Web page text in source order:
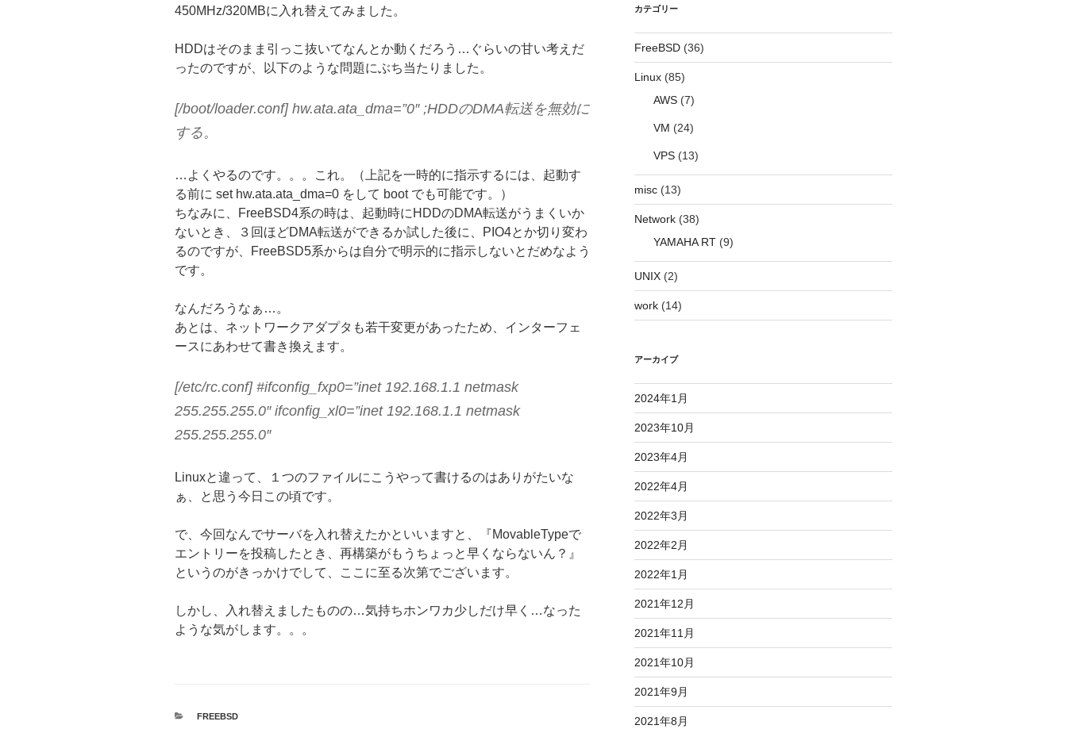
450MHz/320MBに入れ替えてみました。
HDDはそのまま引っこ抜いてなんとか動くだろう…ぐらいの甘い考えだ
ったのですが、以下のような問題にぶち当たりました。
[/boot/loader.conf] hw.ata.ata_dma=”0″ ;HDDのDMA転送を無効に
する。
…よくやるのです。。。これ。（上記を一時的に指示するには、起動す
る前に set hw.ata.ata_dma=0 をして boot でも可能です。）
ちなみに、FreeBSD4系の時は、起動時にHDDのDMA転送がうまくいか
ないとき、３回ほどDMA転送ができるか試した後に、PIO4とか切り変わ
るのですが、FreeBSD5系からは自分で明示的に指示しないとだめなよう
です。
なんだろうなぁ…。
あとは、ネットワークアダプタも若干変更があったため、インターフェ
ースにあわせて書き換えます。
[/etc/rc.conf] #ifconfig_fxp0=”inet 192.168.1.1 netmask
255.255.255.0″ ifconfig_xl0=”inet 192.168.1.1 netmask
255.255.255.0″
Linuxと違って、１つのファイルにこうやって書けるのはありがたいな
ぁ、と思う今日この頃です。
で、今回なんでサーバを入れ替えたかといいますと、『MovableTypeで
エントリーを投稿したとき、再構築がもうちょっと早くならないん？』
というのがきっかけでして、ここに至る次第でございます。
しかし、入れ替えましたものの…気持ちホンワカ少しだけ早く…なった
ような気がします。。。
カ
FREEBSD
カテゴリー
FreeBSD(36)
Linux(85)
AWS(7)
VM (24)
VPS(13)
misc(13)
Network(38)
YAMAHA RT(9)
UNIX(2)
work(14)
アーカイブ
2024年1月
2023年10月
2023年4月
2022年4月
2022年3月
2022年2月
2022年1月
2021年12月
2021年11月
2021年10月
2021年9月
2021年8月